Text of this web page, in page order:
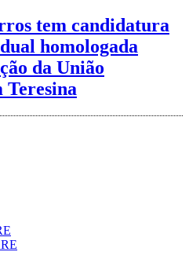
tem candidatura
homologada
da União
Teresina